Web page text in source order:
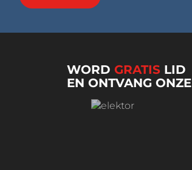
WORDGRATIS LID
EN ONTVANG ONZE